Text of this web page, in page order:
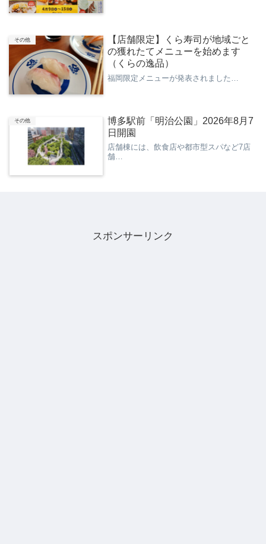
その他
【店舗限定】くら寿司が地域ごと
の獲れたてメニューを始めます
（くらの逸品）
福岡限定メニューが発表されました…
その他
博多駅前「明治公園」2026年8月7
日開園
店舗棟には、飲食店や都市型スパなど7店
舗…
スポンサーリンク